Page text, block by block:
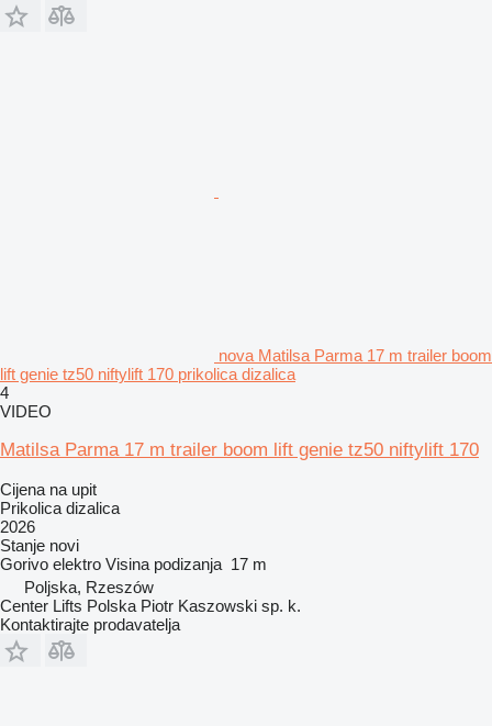
nova Matilsa Parma 17 m trailer boom
lift genie tz50 niftylift 170 prikolica dizalica
4
VIDEO
Matilsa Parma 17 m trailer boom lift genie tz50 niftylift 170
Cijena na upit
Prikolica dizalica
2026
Stanje novi
Gorivo elektro Visina podizanja 17 m
Poljska, Rzeszów
Center Lifts Polska Piotr Kaszowski sp. k.
Kontaktirajte prodavatelja